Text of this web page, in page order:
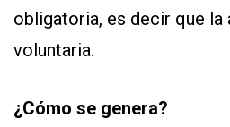
obligatoria, es decir que la
voluntaria.
¿Cómo se genera?